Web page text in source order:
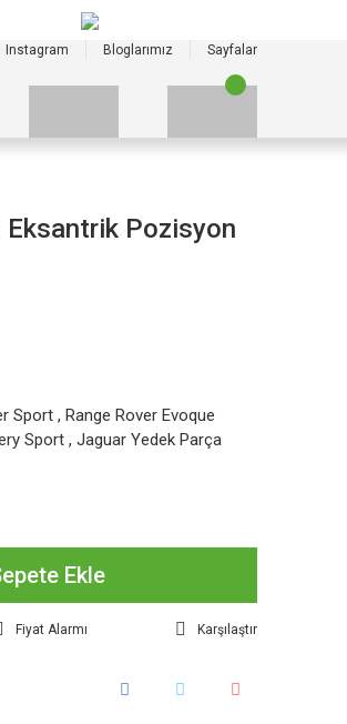
Instagram Bloglarımız Sayfalar
Pozisyon
Sport ,Range Rover Evoque
Sport ,Jaguar Yedek Parça
Ekle
Fiyat Alarmı Karşılaştır